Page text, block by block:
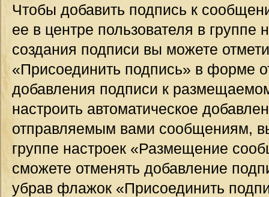
Чтобы добавить подпись к
ее в центре пользователя в
создания подписи вы можете
«Присоединить подпись» в форме
добавления подписи к
настроить автоматическое
отправляемым вами сообщениям,
группе настроек «Размещение
сможете отменять добавление
убрав флажок «Присоединить